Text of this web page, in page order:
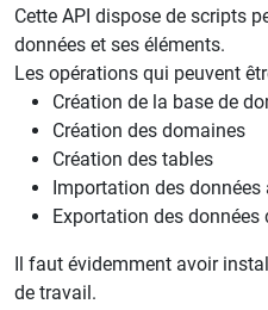
Cette API dispose de scripts
données et ses éléments.
Les opérations qui peuvent
Création de la base de
Création des domaines
Création des tables
Importation des
Exportation des
Il faut évidemment avoir
de travail.